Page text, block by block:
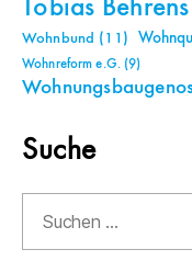
Tobias Behrens
Wohnbund (11)
Wohnreform e.G.(9)
Suche
nach: